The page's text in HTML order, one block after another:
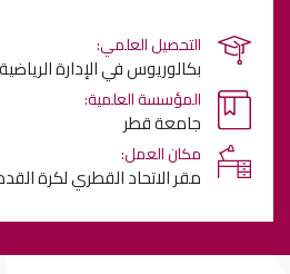
التحصيل العلمي:
بكالوريوس في الإدارة الرياضية
المؤسسة العلمية:
جامعة قطر
مكان العمل:
مقر الاتحاد القطري لكرة القدم